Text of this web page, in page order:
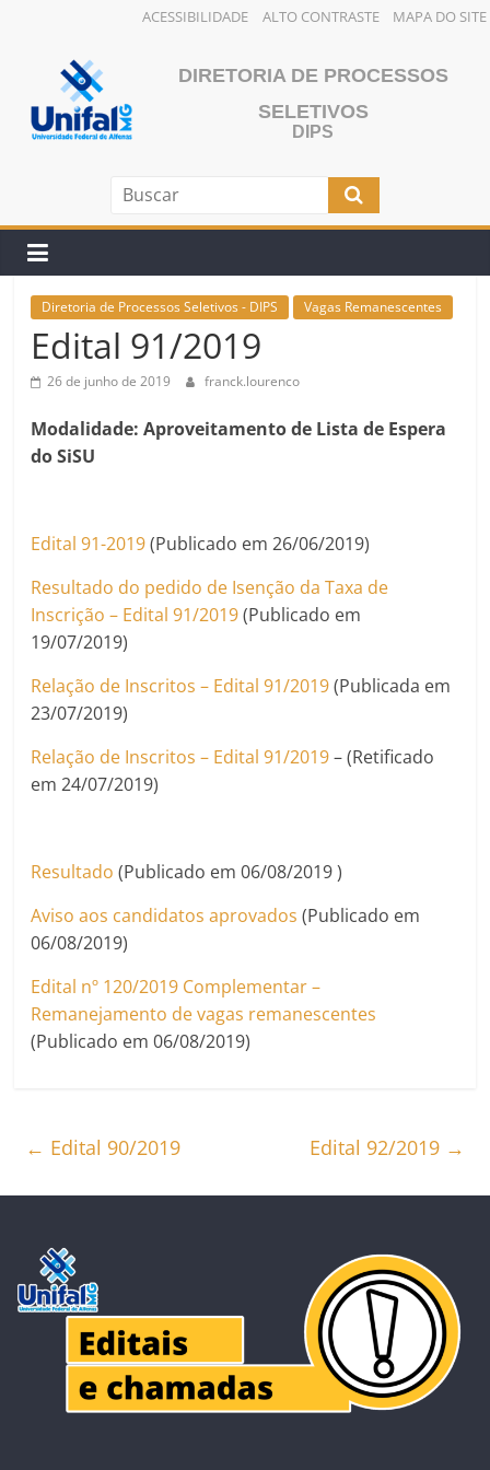
ACESSIBILIDADE ALTO CONTRASTE MAPA DO SITE
conteúdo
DIRETORIA DE PROCESSOS
SELETIVOS
DIPS
Diretoria de Processos Seletivos - DIPS Vagas Remanescentes
Edital 91/2019
26 de junho de 2019 franck.lourenco
Modalidade: Aproveitamento de Lista de Espera
do SiSU
Edital 91-2019(Publicado em 26/06/2019)
Resultado do pedido de Isenção da Taxa de
Inscrição – Edital 91/2019(Publicado em
19/07/2019)
Relação de Inscritos – Edital 91/2019(Publicada em
23/07/2019)
Relação de Inscritos – Edital 91/2019– (Retificado
em 24/07/2019)
Resultado (Publicado em 06/08/2019 )
Aviso aos candidatos aprovados (Publicado em
06/08/2019)
Edital nº 120/2019 Complementar –
Remanejamento de vagas remanescentes
(Publicado em 06/08/2019)
← Edital 90/2019 Edital 92/2019 →